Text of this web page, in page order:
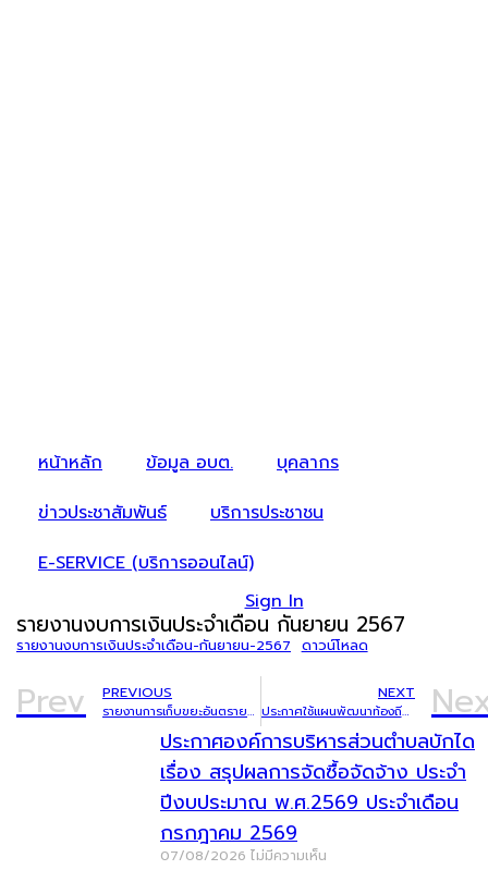
หน้าหลัก ข้อมูล อบต.
บุคลากร
ข่าวประชาสัมพันธ์
บริการประชาชน
E-SERVICE (บริการออนไลน์)
Sign In
รายงานงบการเงินประจำเดือน กันยายน 2567
รายงานงบการเงินประจำเดือน-กันยายน-2567 ดาวน์โหลด
Prev PREVIOUS
รายงานการเก็บขยะอันตรายชุมชน ประจำเดือนตุลาคม 2567
NEXT
ประกาศใช้แผนพัฒนาท้องถิ่น (พ.ศ.2566 – 2570) เพิ่มเติม ครั้งที่ 3/2567
ประกาศองค์การบริหารส่วนตำบลบักได
เรื่อง สรุปผลการจัดซื้อจัดจ้าง ประจำ
ปีงบประมาณ พ.ศ.2569 ประจำเดือน
กรกฎาคม 2569
07/08/2026 ไม่มีความเห็น